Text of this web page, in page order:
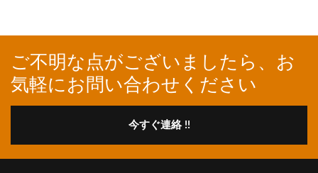
ご不明な点がございましたら、お
気軽にお問い合わせください
今すぐ連絡 !!